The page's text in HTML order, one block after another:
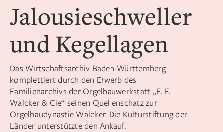
Jalousieschweller
und Kegellagen
Das Wirtschaftsarchiv Baden-Württemberg
komplettiert durch den Erwerb des
Familienarchivs der Orgelbauwerkstatt „E. F.
Walcker & Cie“ seinen Quellenschatz zur
Orgelbaudynastie Walcker. Die Kulturstiftung der
Länder unterstützte den Ankauf.